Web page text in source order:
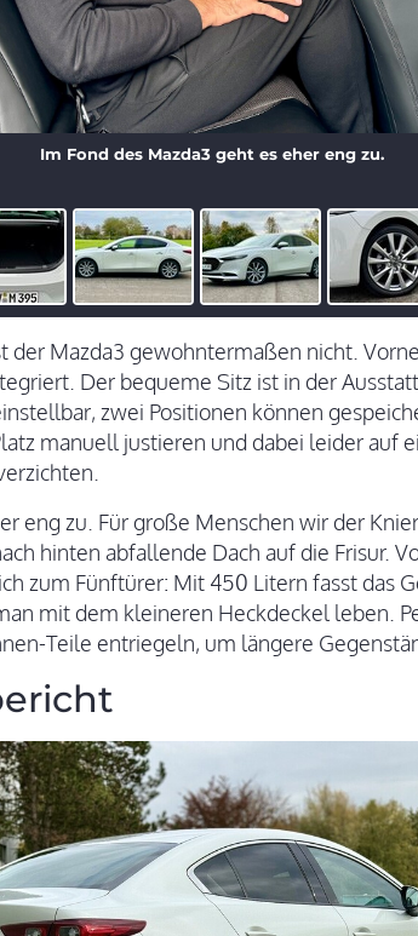
Im Fond des Mazda3 geht es eher eng zu.
der Mazda3 gewohntermaßen nicht.
Der bequeme Sitz ist in der
zwei Positionen können
manuell justieren und dabei leider auf
eng zu. Für große Menschen wir der
hinten abfallende Dach auf die Frisur.
zum Fünftürer: Mit 450 Litern fasst das
mit dem kleineren Heckdeckel leben.
Teile entriegeln, um längere